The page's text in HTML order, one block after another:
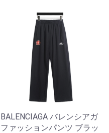
BALENCIAGA バレンシアガ
ファッションパンツ ブラッ